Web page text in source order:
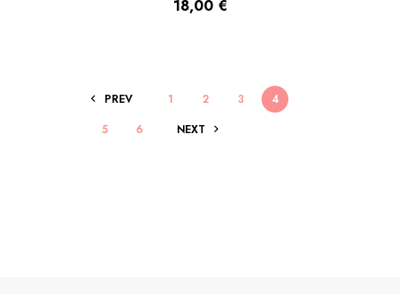
18,00 €
PREV 1 2 3
4
5
6 NEXT